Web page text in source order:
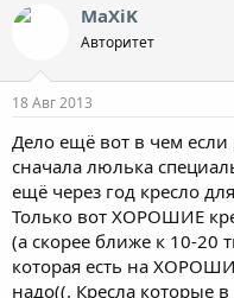
MaXiK
Авторитет
18 Авг 2013
Дело ещё вот в чем если
сначала люлька
ещё через год кресло
Только вот ХОРОШИЕ
(а скорее ближе к 10-20
которая есть на
надо((. Кресла которые